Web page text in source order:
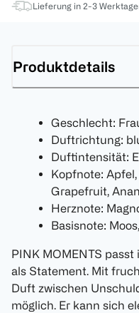
Lieferung in 2-3
Produktdetails
Geschlecht:
Duftrichtung:
Duftintensität:
Kopfnote:
Grapefruit,
Herznote:
Basisnote:
PINK MOMENTS
als Statement. Mit
Duft zwischen
möglich. Er kann sich